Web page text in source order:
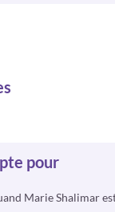
pour
Marie Shalimar